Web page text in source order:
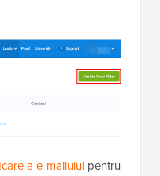
a e-mailului pentru